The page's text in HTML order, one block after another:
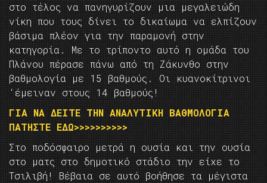
στο τέλος να πανηγυρίζουν μια μεγαλειώδη
νίκη που τους δίνει το δικαίωμα να ελπίζουν
βάσιμα πλέον για την παραμονή στην
κατηγορία. Με το τρίποντο αυτό η ομάδα του
Πλάνου πέρασε πάνω από τη Ζάκυνθο στην
βαθμολογία με 15 βαθμούς. Οι κυανοκίτρινοι
‘έμειναν στους 14 βαθμούς!
ΓΙΑ ΝΑ ΔΕΙΤΕ ΤΗΝ ΑΝΑΛΥΤΙΚΗ ΒΑΘΜΟΛΟΓΙΑ
ΠΑΤΗΣΤΕ ΕΔΩ>>>>>>>>>>
Στο ποδόσφαιρο μετρά η ουσία και την ουσία
στο ματς στο δημοτικό στάδιο την είχε το
Τσιλιβή! Βέβαια σε αυτό βοήθησε τα μέγιστα